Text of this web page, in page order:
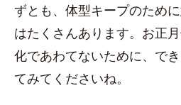
ずとも、体型キープのため
はたくさんあります。お正
化であわてないために、で
てみてくださいね。